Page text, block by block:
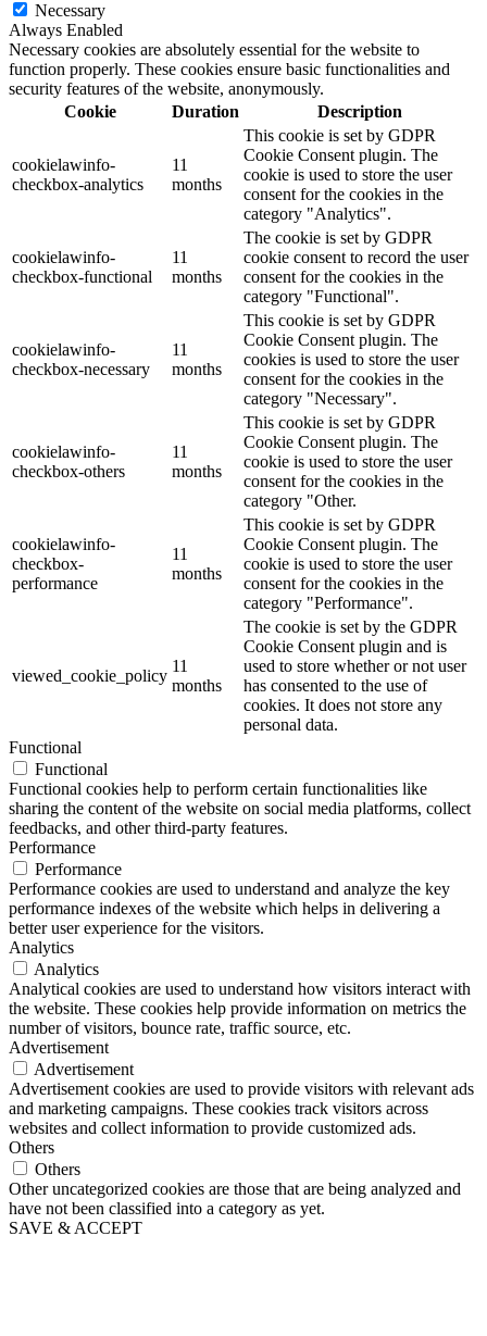
Necessary
Always Enabled
Necessary cookies are absolutely essential for the website to
function properly. These cookies ensure basic functionalities and
security features of the website, anonymously.
Cookie
Duration Description
cookielawinfo-
checkbox-analytics
11
months
This cookie is set by GDPR
Cookie Consent plugin. The
cookie is used to store the user
consent for the cookies in the
category "Analytics".
cookielawinfo-
checkbox-functional
11
months
The cookie is set by GDPR
cookie consent to record the user
consent for the cookies in the
category "Functional".
cookielawinfo-
checkbox-necessary
11
months
This cookie is set by GDPR
Cookie Consent plugin. The
cookies is used to store the user
consent for the cookies in the
category "Necessary".
cookielawinfo-
checkbox-others
11
months
This cookie is set by GDPR
Cookie Consent plugin. The
cookie is used to store the user
consent for the cookies in the
category "Other.
cookielawinfo-
checkbox-
performance
11
months
This cookie is set by GDPR
Cookie Consent plugin. The
cookie is used to store the user
consent for the cookies in the
category "Performance".
viewed_cookie_policy
11
months
The cookie is set by the GDPR
Cookie Consent plugin and is
used to store whether or not user
has consented to the use of
cookies. It does not store any
personal data.
Functional
Functional
Functional cookies help to perform certain functionalities like
sharing the content of the website on social media platforms, collect
feedbacks, and other third-party features.
Performance
Performance
Performance cookies are used to understand and analyze the key
performance indexes of the website which helps in delivering a
better user experience for the visitors.
Analytics
Analytics
Analytical cookies are used to understand how visitors interact with
the website. These cookies help provide information on metrics the
number of visitors, bounce rate, traffic source, etc.
Advertisement
Advertisement
Advertisement cookies are used to provide visitors with relevant ads
and marketing campaigns. These cookies track visitors across
websites and collect information to provide customized ads.
Others
Others
Other uncategorized cookies are those that are being analyzed and
have not been classified into a category as yet.
SAVE & ACCEPT